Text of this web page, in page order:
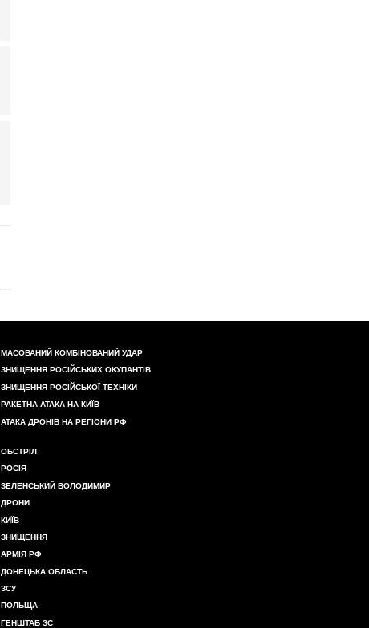
МАСОВАНИЙ КОМБІНОВАНИЙ УДАР
ЗНИЩЕННЯ РОСІЙСЬКИХ ОКУПАНТІВ
ЗНИЩЕННЯ РОСІЙСЬКОЇ ТЕХНІКИ
РАКЕТНА АТАКА НА КИЇВ
АТАКА ДРОНІВ НА РЕГІОНИ РФ
ОБСТРІЛ
РОСІЯ
ЗЕЛЕНСЬКИЙ ВОЛОДИМИР
ДРОНИ
КИЇВ
ЗНИЩЕННЯ
АРМІЯ РФ
ДОНЕЦЬКА ОБЛАСТЬ
ЗСУ
ПОЛЬЩА
ГЕНШТАБ ЗС